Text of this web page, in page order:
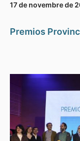
17 de novembre de
Premios